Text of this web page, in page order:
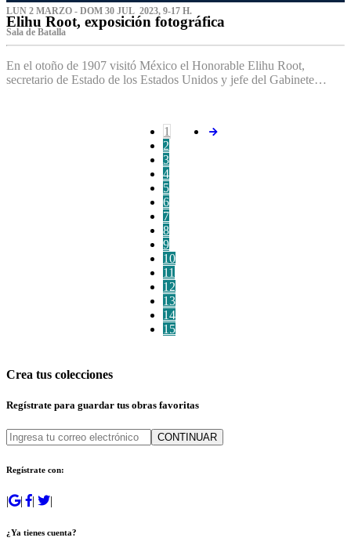
LUN 2 MARZO - DOM 30 JUL 2023, 9-17 H.
Elihu Root, exposición fotográfica
Sala de Batalla
En el otoño de 1907 visitó México el Honorable Elihu Root,
secretario de Estado de los Estados Unidos y jefe del Gabinete…
1
2
3
4
5
6
7
8
9
10
11
12
13
14
15
Crea tus colecciones
Regístrate para guardar tus obras favoritas
CONTINUAR
Regístrate con:
| | | |
¿Ya tienes cuenta?